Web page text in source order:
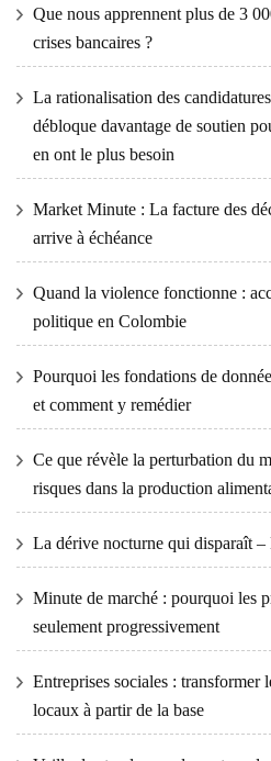
Que nous apprennent plus de 3
crises bancaires ?
La rationalisation des
débloque davantage de soutien
en ont le plus besoin
Market Minute : La facture des
arrive à échéance
Quand la violence fonctionne :
politique en Colombie
Pourquoi les fondations de
et comment y remédier
Ce que révèle la perturbation du
risques dans la production
La dérive nocturne qui disparaît
Minute de marché : pourquoi les
seulement progressivement
Entreprises sociales : transformer
locaux à partir de la base